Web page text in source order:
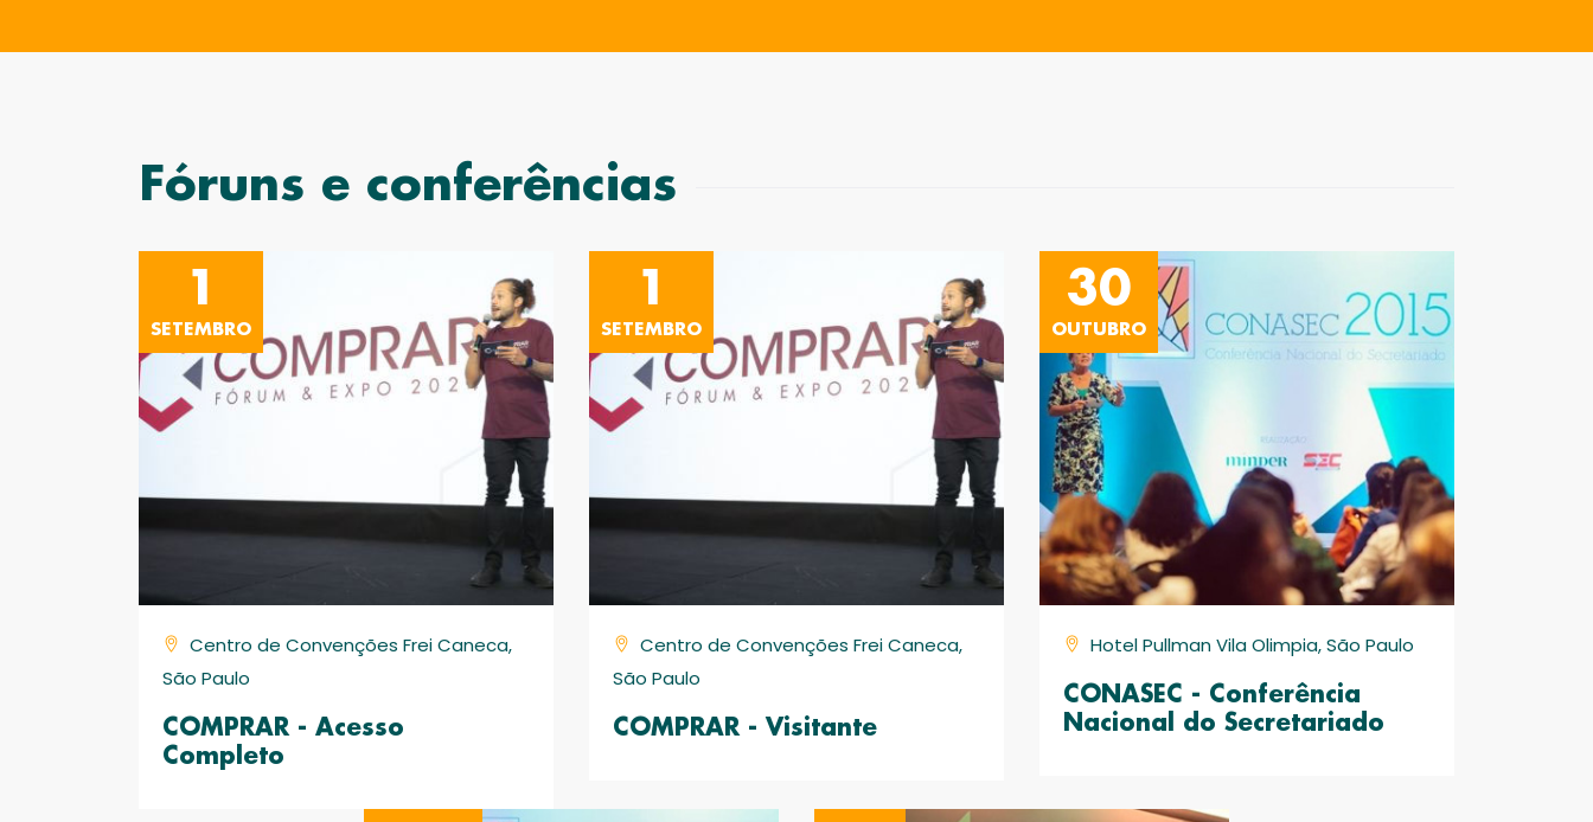
Fóruns e conferências
1
SETEMBRO
Centro de Convenções Frei Caneca,
São Paulo
COMPRAR - Acesso
Completo
1
SETEMBRO
Centro de Convenções Frei Caneca,
São Paulo
COMPRAR - Visitante
30
OUTUBRO
Hotel Pullman Vila Olimpia, São Paulo
CONASEC - Conferência
Nacional do Secretariado